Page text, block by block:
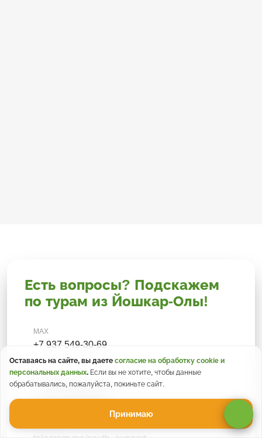
Есть вопросы? Подскажем
по турам из Йошкар-Олы!
MAX
+7 937 549-30-69
WhatsApp
+7 937 549-30-69
Оставаясь на сайте, вы даете согласие на обработку cookie и
персональных данных. Если вы не хотите, чтобы данные
обрабатывались, пожалуйста, покиньте сайт.
Принимаю